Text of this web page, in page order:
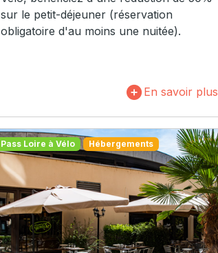
sur le petit-déjeuner (réservation
obligatoire d'au moins une nuitée).
En savoir plus
Pass Loire à Vélo Hébergements